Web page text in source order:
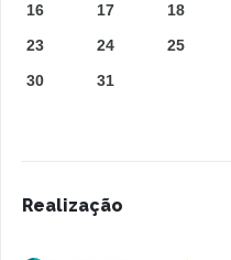
16
17 18
23
24 25
30
31
Realização